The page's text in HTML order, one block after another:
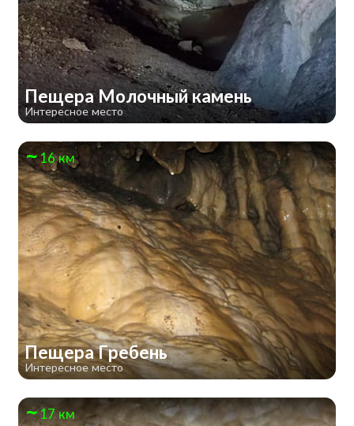
Пещера Молочный камень
Интересное место
16 км
Пещера Гребень
Интересное место
17 км